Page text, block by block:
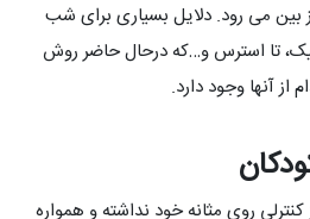
بین می رود. دلایل بسیاری برای شب
تا استرس و…که درحال حاضر روش
از آنها وجود دارد.
روی مثانه خود نداشته و همواره